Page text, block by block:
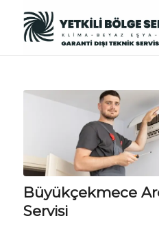
Büyükçekmece
Servisi